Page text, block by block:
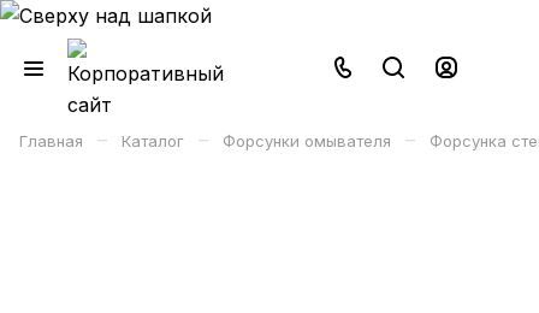
Главная – Каталог – Форсунки омывателя – Форсунка